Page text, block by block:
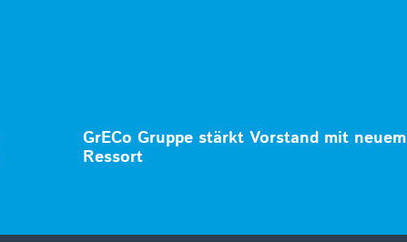
GrECo Gruppe stärkt Vorstand mit neuem
Ressort